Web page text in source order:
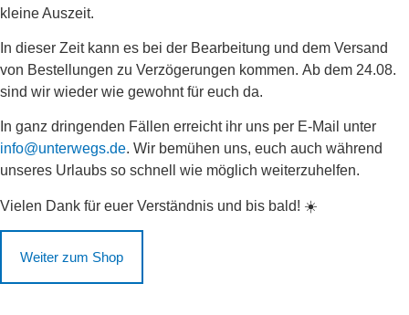
kleine Auszeit.
In dieser Zeit kann es bei der Bearbeitung und dem Versand
von Bestellungen zu Verzögerungen kommen. Ab dem 24.08.
sind wir wieder wie gewohnt für euch da.
In ganz dringenden Fällen erreicht ihr uns per E-Mail unter
info@unterwegs.de. Wir bemühen uns, euch auch während
unseres Urlaubs so schnell wie möglich weiterzuhelfen.
Vielen Dank für euer Verständnis und bis bald! ☀️
Weiter zum Shop